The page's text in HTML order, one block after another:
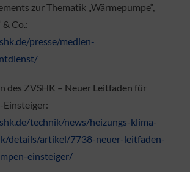
zur Thematik „Wärmepumpe“,
& Co.:
presse/medien-
des ZVSHK – Neuer Leitfaden für
technik/news/heizungs-klima-
details/artikel/7738-neuer-leitfaden-
einsteiger/